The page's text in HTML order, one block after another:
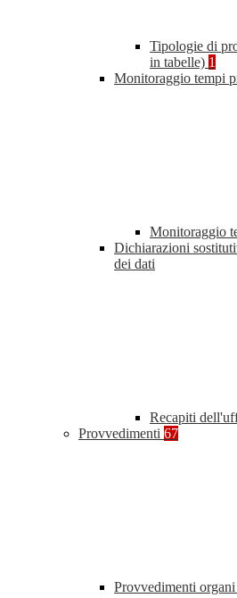
Tipologie di
in tabelle) 1
Monitoraggio tempi
Monitoraggio
Dichiarazioni
dei dati
Recapiti
Provvedimenti 67
Provvedimenti